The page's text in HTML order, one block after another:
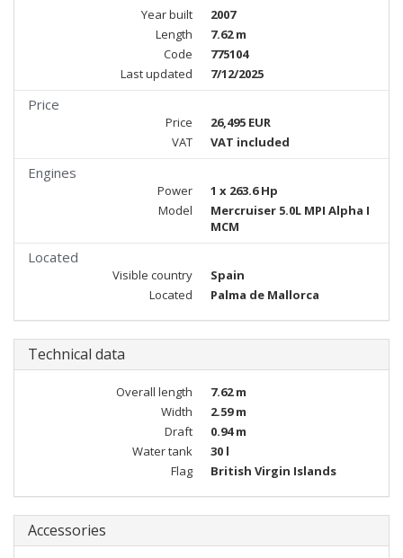
Year built
2007
Length
7.62 m
Code
775104
Last updated
7/12/2025
Price
Price
26,495 EUR
VAT
VAT included
Engines
Power
1 x 263.6 Hp
Model
Mercruiser 5.0L MPI Alpha I
MCM
Located
Visible country
Spain
Located
Palma de Mallorca
Technical data
Overall length
7.62 m
Width
2.59 m
Draft
0.94 m
Water tank
30 l
Flag
British Virgin Islands
Accessories